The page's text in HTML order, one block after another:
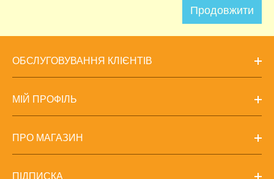
Продовжити
ОБСЛУГОВУВАННЯ КЛІЄНТІВ
МІЙ ПРОФІЛЬ
ПРО МАГАЗИН
ПІДПИСКА